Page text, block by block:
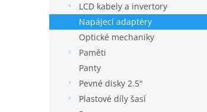
LCD kabely a invertory
Napájecí adaptéry
Optické mechaniky
Paměti
Panty
Pevné disky 2.5"
Plastové díly šasí